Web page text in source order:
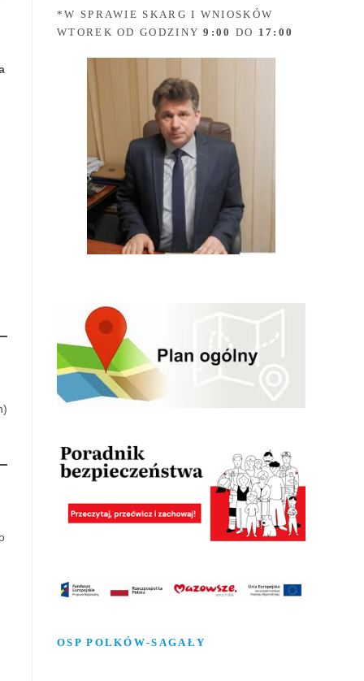
*W SPRAWIE SKARG I WNIOSKÓW
WTOREK OD GODZINY9:00 DO 17:00
OSP POLKÓW-SAGAŁY